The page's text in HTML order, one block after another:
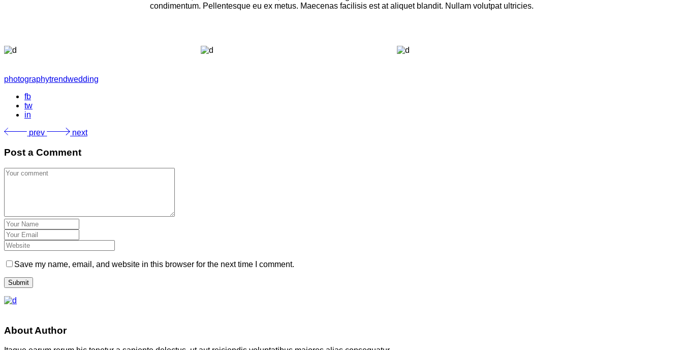
condimentum. Pellentesque eu ex metus. Maecenas facilisis est at aliquet blandit. Nullam volutpat ultricies.
photographytrendwedding
fb
tw
in
prev next
Post a Comment
Save my name, email, and website in this browser for the next time I comment.
Submit
About Author